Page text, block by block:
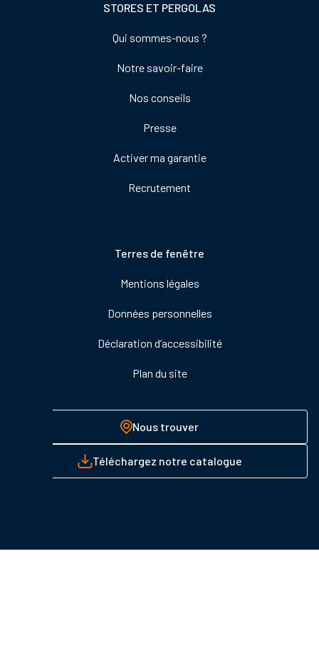
STORES ET PERGOLAS
Qui sommes-nous ?
Notre savoir-faire
Nos conseils
Presse
Activer ma garantie
Recrutement
Terres de fenêtre
Mentions légales
Données personnelles
Déclaration d’accessibilité
Plan du site
Nous trouver
Téléchargez notre catalogue